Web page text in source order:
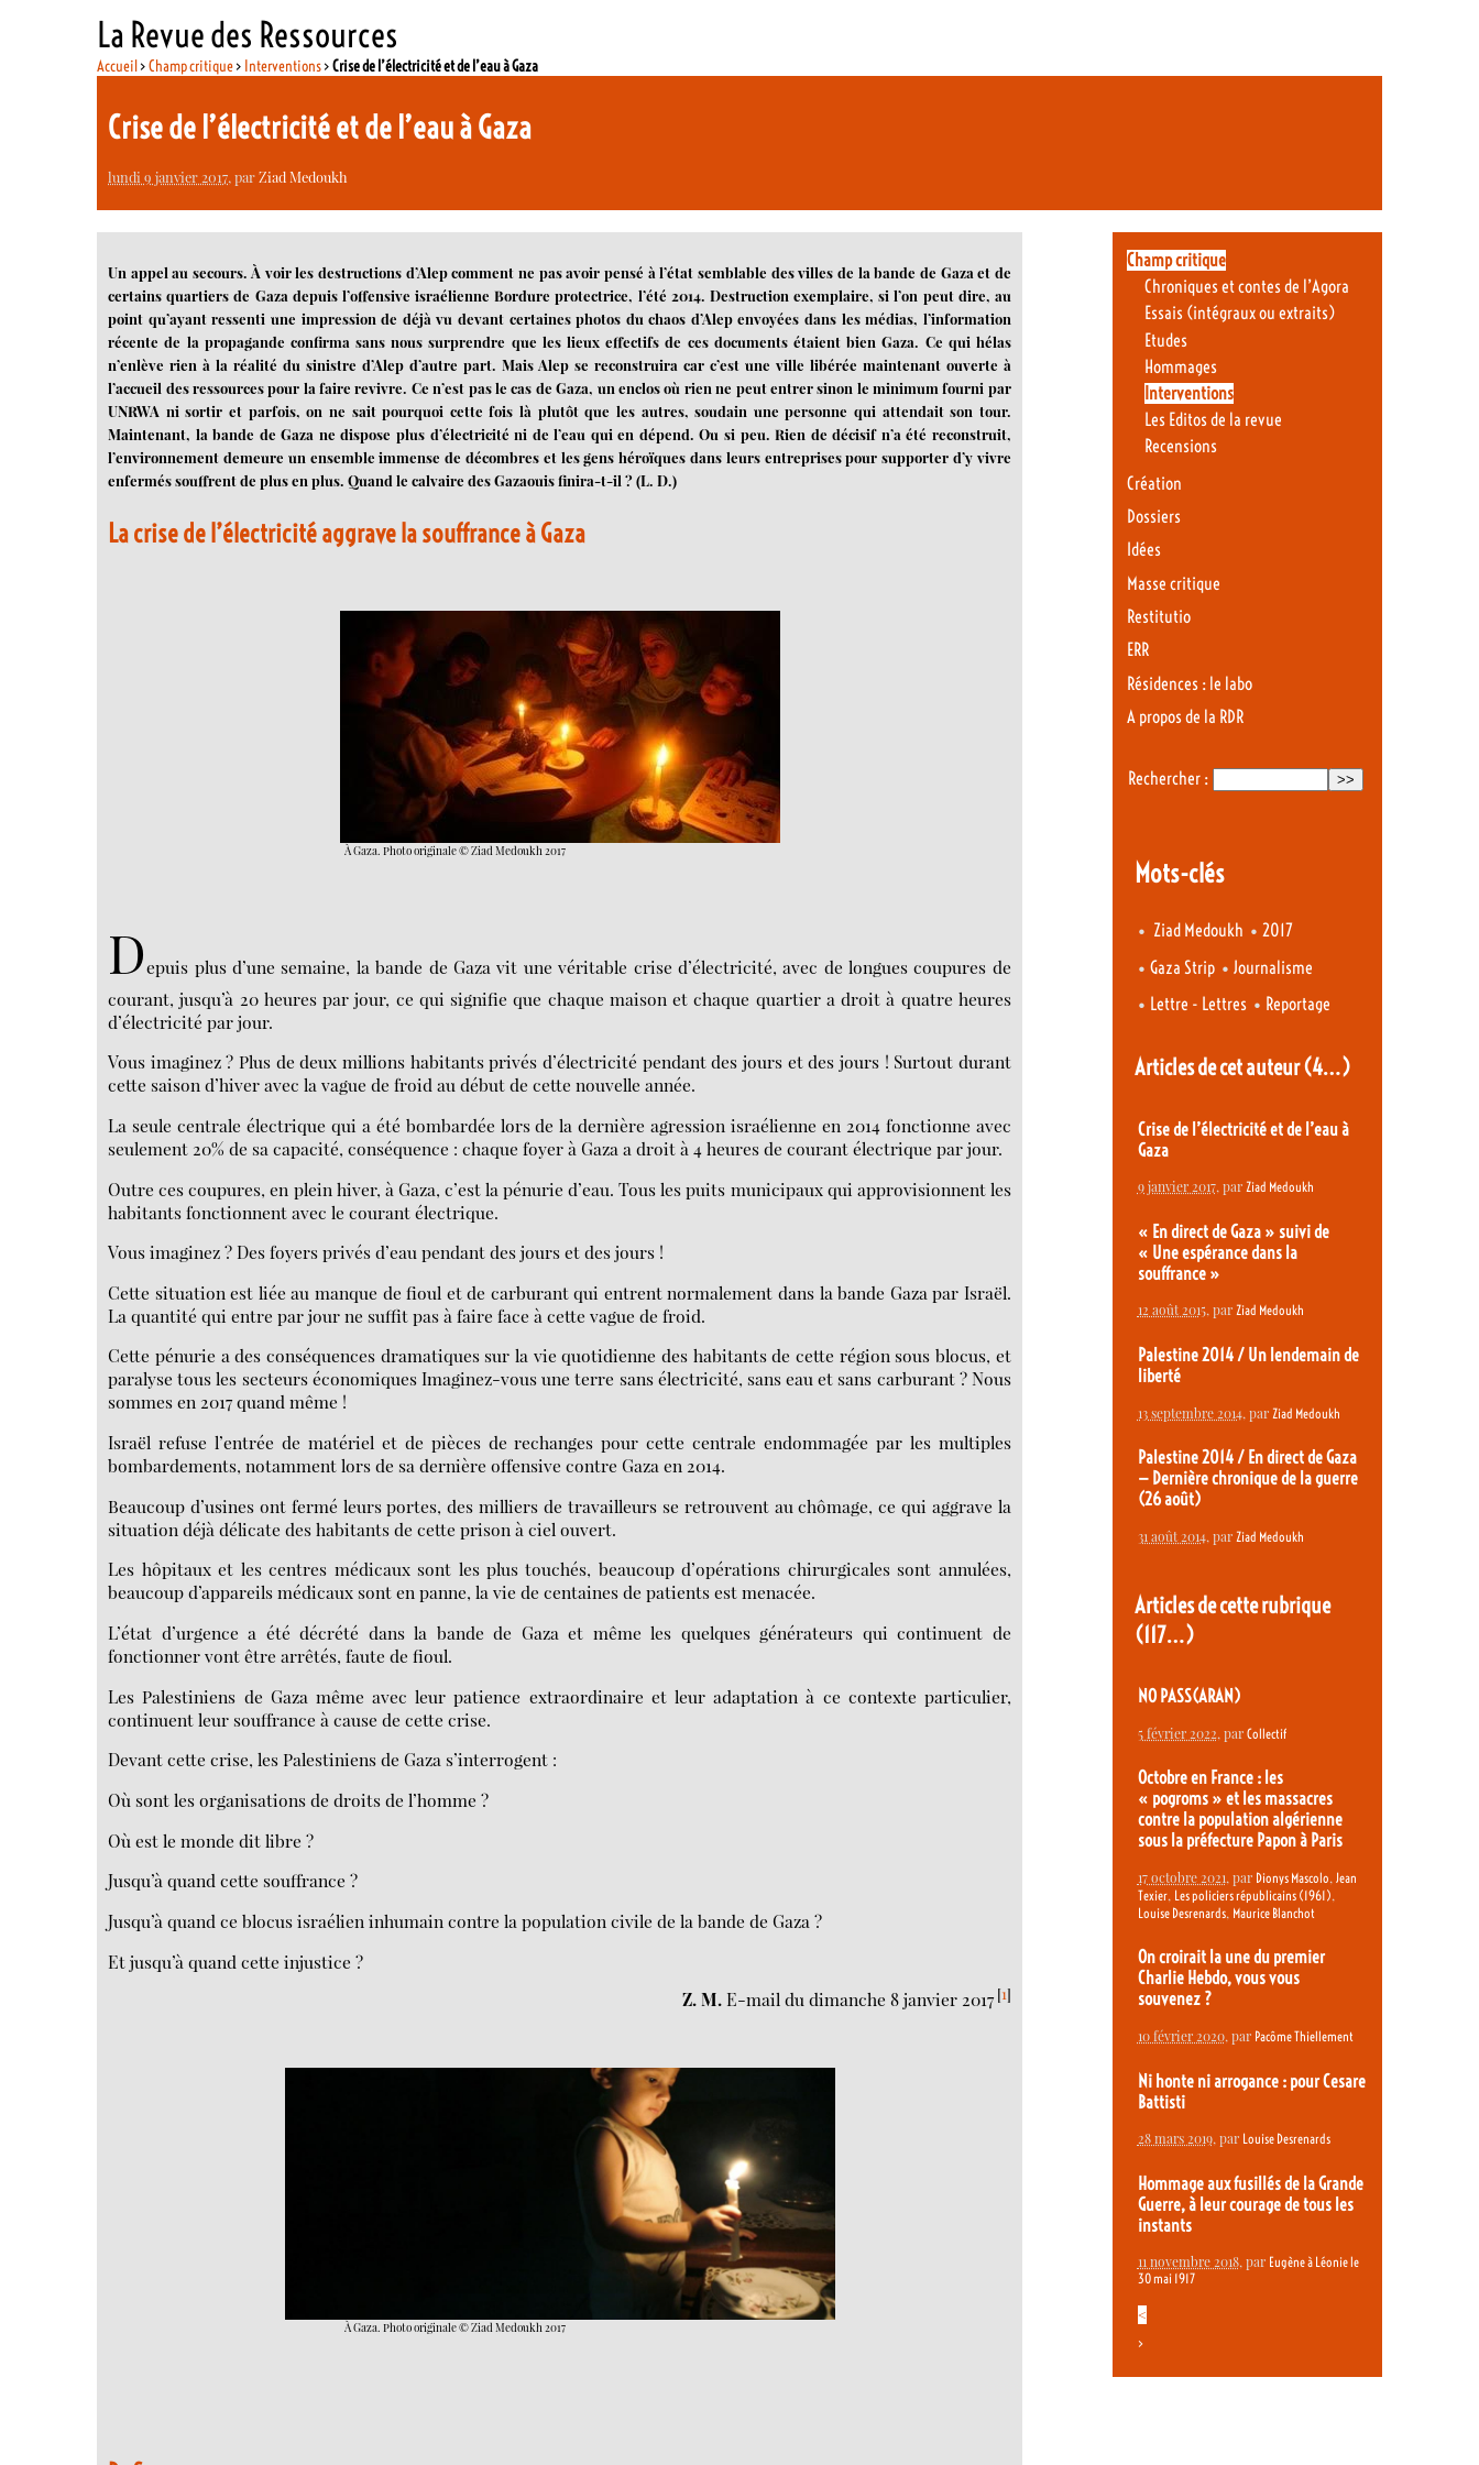
La Revue des Ressources
Accueil>Champ critique> Interventions>Crise de l’électricité et de l’eau à Gaza
Crise de l’électricité et de l’eau à Gaza
lundi 9 janvier 2017, parZiad Medoukh
Un appel au secours. À voir les destructions d’Alep comment ne pas avoir pensé à l’état semblable des villes de la bande de Gaza et de
certains quartiers de Gaza depuis l’offensive israélienne Bordure protectrice, l’été 2014. Destruction exemplaire, si l’on peut dire, au
point qu’ayant ressenti une impression de déjà vu devant certaines photos du chaos d’Alep envoyées dans les médias, l’information
récente de la propagande confirma sans nous surprendre que les lieux effectifs de ces documents étaient bien Gaza. Ce qui hélas
n’enlève rien à la réalité du sinistre d’Alep d’autre part. Mais Alep se reconstruira car c’est une ville libérée maintenant ouverte à
l’accueil des ressources pour la faire revivre. Ce n’est pas le cas de Gaza, un enclos où rien ne peut entrer sinon le minimum fourni par
UNRWA ni sortir et parfois, on ne sait pourquoi cette fois là plutôt que les autres, soudain une personne qui attendait son tour.
Maintenant, la bande de Gaza ne dispose plus d’électricité ni de l’eau qui en dépend. Ou si peu. Rien de décisif n’a été reconstruit,
l’environnement demeure un ensemble immense de décombres et les gens héroïques dans leurs entreprises pour supporter d’y vivre
enfermés souffrent de plus en plus. Quand le calvaire des Gazaouis finira-t-il ? (L. D.)
La crise de l’électricité aggrave la souffrance à Gaza
À Gaza. Photo originale © Ziad Medoukh 2017
Depuis plus d’une semaine, la bande de Gaza vit une véritable crise d’électricité, avec de longues coupures de
courant, jusqu’à 20 heures par jour, ce qui signifie que chaque maison et chaque quartier a droit à quatre heures
d’électricité par jour.
Vous imaginez ? Plus de deux millions habitants privés d’électricité pendant des jours et des jours ! Surtout durant
cette saison d’hiver avec la vague de froid au début de cette nouvelle année.
La seule centrale électrique qui a été bombardée lors de la dernière agression israélienne en 2014 fonctionne avec
seulement 20% de sa capacité, conséquence : chaque foyer à Gaza a droit à 4 heures de courant électrique par jour.
Outre ces coupures, en plein hiver, à Gaza, c’est la pénurie d’eau. Tous les puits municipaux qui approvisionnent les
habitants fonctionnent avec le courant électrique.
Vous imaginez ? Des foyers privés d’eau pendant des jours et des jours !
Cette situation est liée au manque de fioul et de carburant qui entrent normalement dans la bande Gaza par Israël.
La quantité qui entre par jour ne suffit pas à faire face à cette vague de froid.
Cette pénurie a des conséquences dramatiques sur la vie quotidienne des habitants de cette région sous blocus, et
paralyse tous les secteurs économiques Imaginez-vous une terre sans électricité, sans eau et sans carburant ? Nous
sommes en 2017 quand même !
Israël refuse l’entrée de matériel et de pièces de rechanges pour cette centrale endommagée par les multiples
bombardements, notamment lors de sa dernière offensive contre Gaza en 2014.
Beaucoup d’usines ont fermé leurs portes, des milliers de travailleurs se retrouvent au chômage, ce qui aggrave la
situation déjà délicate des habitants de cette prison à ciel ouvert.
Les hôpitaux et les centres médicaux sont les plus touchés, beaucoup d’opérations chirurgicales sont annulées,
beaucoup d’appareils médicaux sont en panne, la vie de centaines de patients est menacée.
L’état d’urgence a été décrété dans la bande de Gaza et même les quelques générateurs qui continuent de
fonctionner vont être arrêtés, faute de fioul.
Les Palestiniens de Gaza même avec leur patience extraordinaire et leur adaptation à ce contexte particulier,
continuent leur souffrance à cause de cette crise.
Devant cette crise, les Palestiniens de Gaza s’interrogent :
Où sont les organisations de droits de l’homme ?
Où est le monde dit libre ?
Jusqu’à quand cette souffrance ?
Jusqu’à quand ce blocus israélien inhumain contre la population civile de la bande de Gaza ?
Et jusqu’à quand cette injustice ?
Z. M.E-mail du dimanche 8 janvier 2017[1]
À Gaza. Photo originale © Ziad Medoukh 2017
Champ critique
Chroniques et contes de l’Agora
Essais (intégraux ou extraits)
Etudes
Hommages
Interventions
Les Editos de la revue
Recensions
Création
Dossiers
Idées
Masse critique
Restitutio
ERR
Résidences : le labo
A propos de la RDR
Rechercher :
Mots-clés
• Ziad Medoukh •2017
• Gaza Strip •Journalisme
• Lettre - Lettres • Reportage
Articles de cet auteur(4…)
Crise de l’électricité et de l’eau à
Gaza
9 janvier 2017, par Ziad Medoukh
« En direct de Gaza » suivi de
« Une espérance dans la
souffrance »
12 août 2015, par Ziad Medoukh
Palestine 2014 / Un lendemain de
liberté
13 septembre 2014, par Ziad Medoukh
Palestine 2014 / En direct de Gaza
— Dernière chronique de la guerre
(26 août)
31 août 2014, par Ziad Medoukh
Articles de cette rubrique
(117…)
NO PASS(ARAN)
5 février 2022, par Collectif
Octobre en France : les
« pogroms » et les massacres
contre la population algérienne
sous la préfecture Papon à Paris
17 octobre 2021, par Dionys Mascolo, Jean
Texier, Les policiers républicains (1961),
Louise Desrenards, Maurice Blanchot
On croirait la une du premier
Charlie Hebdo, vous vous
souvenez ?
10 février 2020, par Pacôme Thiellement
Ni honte ni arrogance : pour Cesare
Battisti
28 mars 2019, par Louise Desrenards
Hommage aux fusillés de la Grande
Guerre, à leur courage de tous les
instants
11 novembre 2018, par Eugène à Léonie le
30 mai 1917
<
>